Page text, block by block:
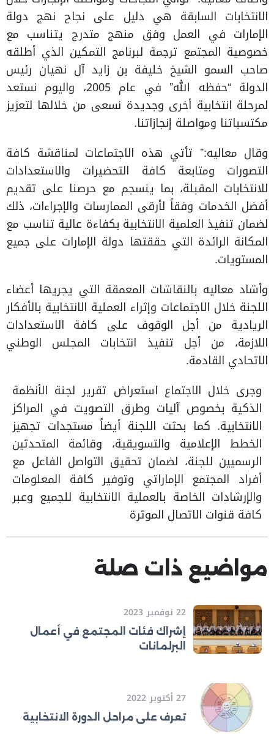
الانتخابات السابقة هي دليل على نجاح نهج دولة
الإمارات في العمل وفق منهج متدرج يتناسب مع
خصوصية المجتمع ترجمة لبرنامج التمكين الذي أطلقه
صاحب السمو الشيخ خليفة بن زايد آل نهيان رئيس
الدولة “حفظه الله” في عام 2005، واليوم نستعد
لمرحلة انتخابية أخرى وجديدة نسعى من خلالها لتعزيز
مكتسباتنا ومواصلة إنجازاتنا.
وقال معاليه:” تأتي هذه الاجتماعات لمناقشة كافة
التصورات ومتابعة كافة التحضيرات والاستعدادات
للانتخابات المقبلة، بما ينسجم مع حرصنا على تقديم
أفضل الخدمات وفقاً لأرقى الممارسات والإجراءات، ذلك
لضمان تنفيذ العلمية الانتخابية بكفاءة عالية تناسب مع
المكانة الرائدة التي حققتها دولة الإمارات على جميع
المستويات.
وأشاد معاليه بالنقاشات المعمقة التي يجريها أعضاء
اللجنة خلال الاجتماعات وإثراء العملية الانتخابية بالأفكار
الريادية من أجل الوقوف على كافة الاستعدادات
اللازمة، من أجل تنفيذ انتخابات المجلس الوطني
الاتحادي القادمة.
وجرى خلال الاجتماع استعراض تقرير لجنة الأنظمة
الذكية بخصوص آليات وطرق التصويت في المراكز
الانتخابية. كما بحثت اللجنة أيضاً مستجدات تجهيز
الخطط الإعلامية والتسويقية، وقائمة المتحدثين
الرسميين للجنة، لضمان تحقيق التواصل الفاعل مع
أفراد المجتمع الإماراتي وتوفير كافة المعلومات
والإرشادات الخاصة بالعملية الانتخابية للجميع وعبر
كافة قنوات الاتصال الموثرة
مواضيع ذات صلة
22 نوفمبر 2023
إشراك فئات المجتمع في أعمال
البرلمانات
27 أكتوبر 2022
تعرف على مراحل الدورة الانتخابية